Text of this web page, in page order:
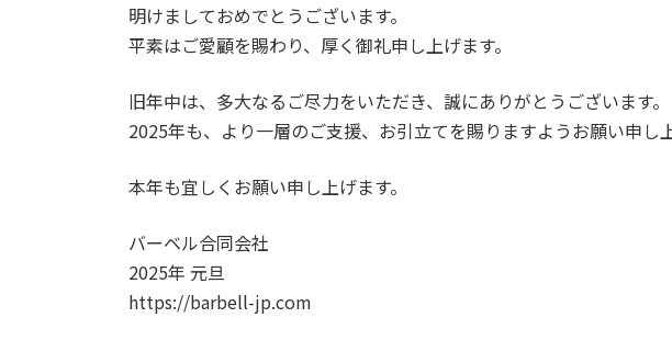
明けましておめでとうございます。
平素はご愛顧を賜わり、厚く御礼申し上げます。
旧年中は、多大なるご尽力をいただき、誠にありがとうございます。
2025年も、より一層のご支援、お引立てを賜りますようお願い申し上
本年も宜しくお願い申し上げます。
バーベル合同会社
2025年 元旦
https://barbell-jp.com